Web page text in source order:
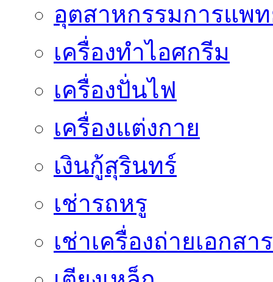
อุตสาหกรรมการแพ
เครื่องทำไอศกรีม
เครื่องปั่นไฟ
เครื่องแต่งกาย
เงินกู้สุรินทร์
เช่ารถหรู
เช่าเครื่องถ่ายเอกสาร